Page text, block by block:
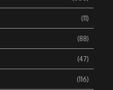
(11)
(88)
(47)
(116)